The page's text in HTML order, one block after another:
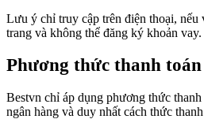
Lưu ý chỉ truy cập trên điện thoại, nếu
trang và không thể đăng ký khoản vay.
Phương thức thanh
Bestvn chỉ áp dụng phương thức
ngân hàng và duy nhất cách thức